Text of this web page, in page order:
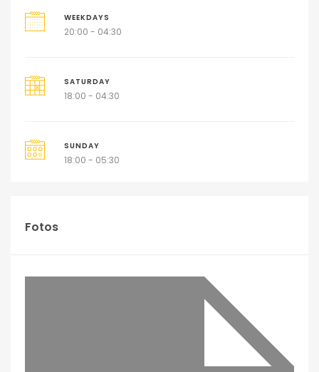
WEEKDAYS
20:00 - 04:30
SATURDAY
18:00 - 04:30
SUNDAY
18:00 - 05:30
Fotos